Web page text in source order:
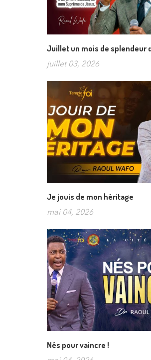
Juillet un mois de splendeur
juillet 03, 2026
Je jouis de mon héritage
mai 04, 2026
Nés pour vaincre !